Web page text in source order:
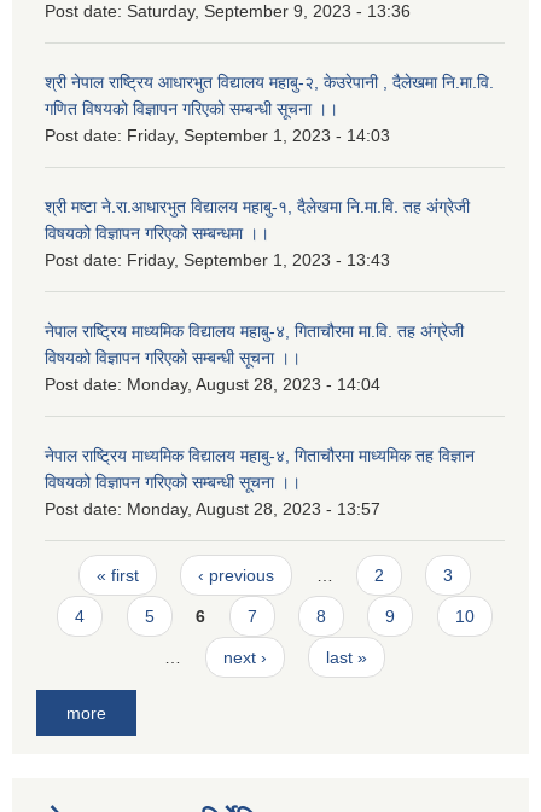
Post date: Saturday, September 9, 2023 - 13:36
श्री नेपाल राष्ट्रिय आधारभुत विद्यालय महाबु-२, केउरेपानी , दैलेखमा नि.मा.वि.
गणित विषयको विज्ञापन गरिएको सम्बन्धी सूचना ।।
Post date: Friday, September 1, 2023 - 14:03
श्री मष्टा ने.रा.आधारभुत विद्यालय महाबु-१, दैलेखमा नि.मा.वि. तह अंग्रेजी
विषयको विज्ञापन गरिएको सम्बन्धमा ।।
Post date: Friday, September 1, 2023 - 13:43
नेपाल राष्ट्रिय माध्यमिक विद्यालय महाबु-४, गिताचौरमा मा.वि. तह अंग्रेजी
विषयको विज्ञापन गरिएको सम्बन्धी सूचना ।।
Post date: Monday, August 28, 2023 - 14:04
नेपाल राष्ट्रिय माध्यमिक विद्यालय महाबु-४, गिताचौरमा माध्यमिक तह विज्ञान
विषयको विज्ञापन गरिएको सम्बन्धी सूचना ।।
Post date: Monday, August 28, 2023 - 13:57
Pages
« first ‹ previous 2 3
4 5 6 7 8 9 10
next › last »
more